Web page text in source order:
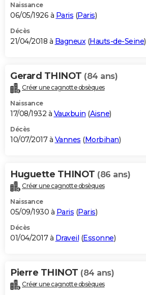
Naissance
06/05/1926 à Paris (Paris)
Décès
21/04/2018 à Bagneux(Hauts-de-Seine)
Gerard THINOT (84 ans)
Créer une cagnotte obsèques
Naissance
17/08/1932 à Vauxbuin (Aisne)
Décès
10/07/2017 à Vannes (Morbihan)
Huguette THINOT (86 ans)
Créer une cagnotte obsèques
Naissance
05/09/1930 à Paris (Paris)
Décès
01/04/2017 à Draveil (Essonne)
Pierre THINOT (84 ans)
Créer une cagnotte obsèques